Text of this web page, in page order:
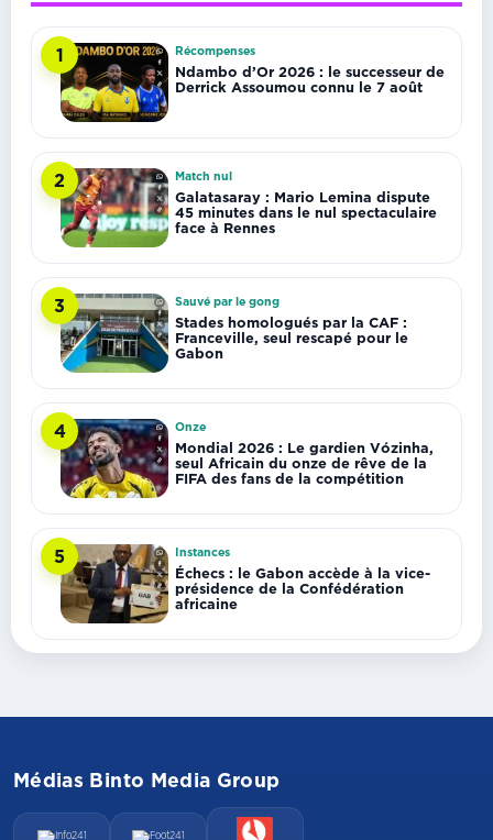
1 Récompenses
Ndambo d’Or 2026 : le successeur de
Derrick Assoumou connu le 7 août
2 Match nul
Galatasaray : Mario Lemina dispute
45 minutes dans le nul spectaculaire
face à Rennes
3 Sauvé par le gong
Stades homologués par la CAF :
Franceville, seul rescapé pour le
Gabon
4 Onze
Mondial 2026 : Le gardien Vózinha,
seul Africain du onze de rêve de la
FIFA des fans de la compétition
5 Instances
Échecs : le Gabon accède à la vice-
présidence de la Confédération
africaine
Médias Binto Media Group